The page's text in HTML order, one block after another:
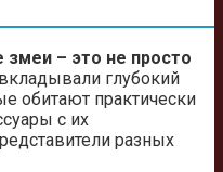
– это не просто
глубокий
обитают практически
с их
разных